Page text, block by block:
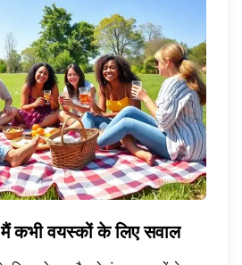
मैं कभी वयस्कों के लिए सवाल